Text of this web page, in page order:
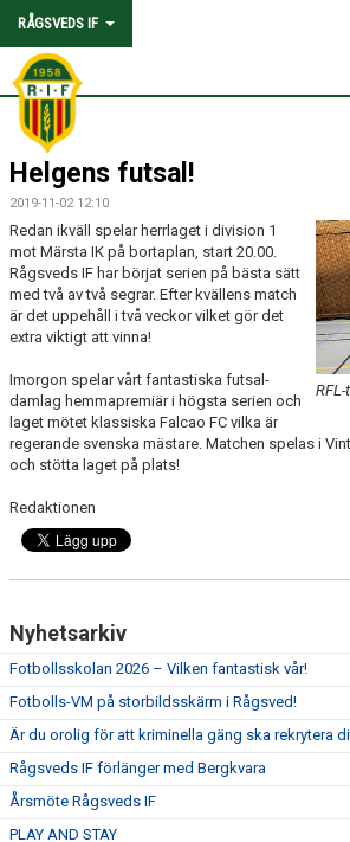
RÅGSVEDS IF
HEM
KONTAKT
OM FÖRENINGEN
AVGIFTER
TRYGGHET OCH VÄRDEGRUND
KNATTEFOTBOLLSSKOLA
PARTNERSKAP & SPONSRING
SKOLSAMARBETEN
SOCIAL HÅLLBARHET
TRÄNINGSKLÄDER
RÅGSVEDS IF I MEDIA
Helgens futsal!
2019-11-02 12:10
Redan ikväll spelar herrlaget i division 1
mot Märsta IK på bortaplan, start 20.00.
Rågsveds IF har börjat serien på bästa sätt
med två av två segrar. Efter kvällens match
är det uppehåll i två veckor vilket gör det
extra viktigt att vinna!
Imorgon spelar vårt fantastiska futsal-
damlag hemmapremiär i högsta serien och
laget mötet klassiska Falcao FC vilka är
regerande svenska mästare. Matchen spelas i
och stötta laget på plats!
Redaktionen
Nyhetsarkiv
Fotbollsskolan 2026 – Vilken fantastisk vår!
Fotbolls-VM på storbildsskärm i Rågsved!
Är du orolig för att kriminella gäng ska rekrytera
Rågsveds IF förlänger med Bergkvara
Årsmöte Rågsveds IF
PLAY AND STAY